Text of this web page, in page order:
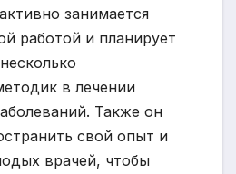
занимается
работой и планирует
в лечении
Также он
свой опыт и
врачей, чтобы